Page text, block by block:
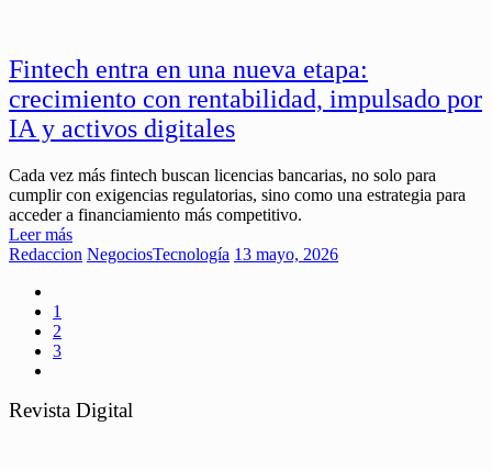
Fintech entra en una nueva etapa:
crecimiento con rentabilidad, impulsado por
IA y activos digitales
Cada vez más fintech buscan licencias bancarias, no solo para
cumplir con exigencias regulatorias, sino como una estrategia para
acceder a financiamiento más competitivo.
Leer más
Redaccion NegociosTecnología 13 mayo, 2026
1
2
3
Revista Digital